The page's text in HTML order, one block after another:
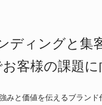
ィングと集
客様の課題に
みと価値を伝えるブランド